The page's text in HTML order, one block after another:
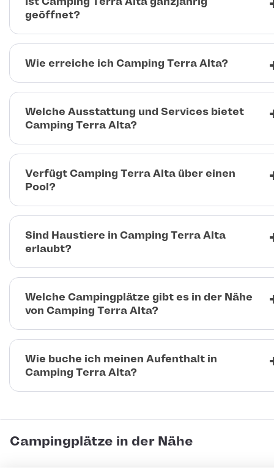
geöffnet?
Wie erreiche ich Camping Terra Alta?
Welche Ausstattung und Services bietet
Camping Terra Alta?
Verfügt Camping Terra Alta über einen
Pool?
Sind Haustiere in Camping Terra Alta
erlaubt?
Welche Campingplätze gibt es in der Nähe
von Camping Terra Alta?
Wie buche ich meinen Aufenthalt in
Camping Terra Alta?
Campingplätze in der Nähe